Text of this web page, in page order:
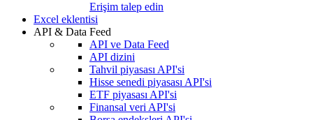
Erişim talep edin
Excel eklentisi
API & Data Feed
API ve Data Feed
API dizini
Tahvil piyasası API'si
Hisse senedi piyasası API'si
ETF piyasası API'si
Finansal veri API'si